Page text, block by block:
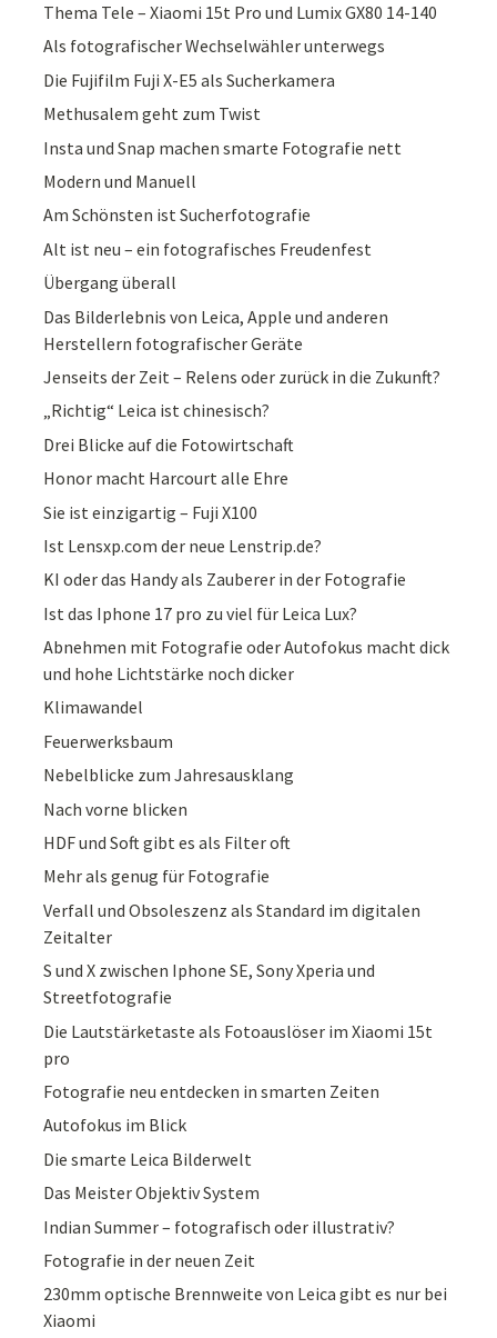
Thema Tele – Xiaomi 15t Pro und Lumix GX80 14-140
Als fotografischer Wechselwähler unterwegs
Die Fujifilm Fuji X-E5 als Sucherkamera
Methusalem geht zum Twist
Insta und Snap machen smarte Fotografie nett
Modern und Manuell
Am Schönsten ist Sucherfotografie
Alt ist neu – ein fotografisches Freudenfest
Übergang überall
Das Bilderlebnis von Leica, Apple und anderen
Herstellern fotografischer Geräte
Jenseits der Zeit – Relens oder zurück in die Zukunft?
„Richtig“ Leica ist chinesisch?
Drei Blicke auf die Fotowirtschaft
Honor macht Harcourt alle Ehre
Sie ist einzigartig – Fuji X100
Ist Lensxp.com der neue Lenstrip.de?
KI oder das Handy als Zauberer in der Fotografie
Ist das Iphone 17 pro zu viel für Leica Lux?
Abnehmen mit Fotografie oder Autofokus macht dick
und hohe Lichtstärke noch dicker
Klimawandel
Feuerwerksbaum
Nebelblicke zum Jahresausklang
Nach vorne blicken
HDF und Soft gibt es als Filter oft
Mehr als genug für Fotografie
Verfall und Obsoleszenz als Standard im digitalen
Zeitalter
S und X zwischen Iphone SE, Sony Xperia und
Streetfotografie
Die Lautstärketaste als Fotoauslöser im Xiaomi 15t
pro
Fotografie neu entdecken in smarten Zeiten
Autofokus im Blick
Die smarte Leica Bilderwelt
Das Meister Objektiv System
Indian Summer – fotografisch oder illustrativ?
Fotografie in der neuen Zeit
230mm optische Brennweite von Leica gibt es nur bei
Xiaomi